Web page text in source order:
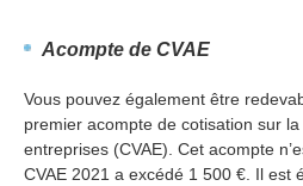
Acompte de CVAE
Vous pouvez également être
premier acompte de cotisation sur
entreprises (CVAE). Cet acompte
CVAE 2021 a excédé 1 500 €. Il est